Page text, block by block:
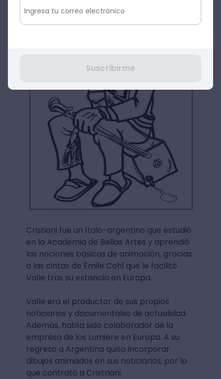
Cristiani fue un ítalo-argentino que estudió
en la Academia de Bellas Artes y aprendió
las nociones básicas de animación, gracias
a las cintas de Émile Cohl que le facilitó
Valle tras su estancia en Europa.
Valle era el productor de sus propios
noticiarios y documentales de actualidad.
Además, había sido colaborador de la
empresa de los Lumiere en Europa. A su
regreso a Argentina quiso incorporar
dibujos animados en sus noticiarios, por lo
que contrató a Cristriani.
Suscribirme